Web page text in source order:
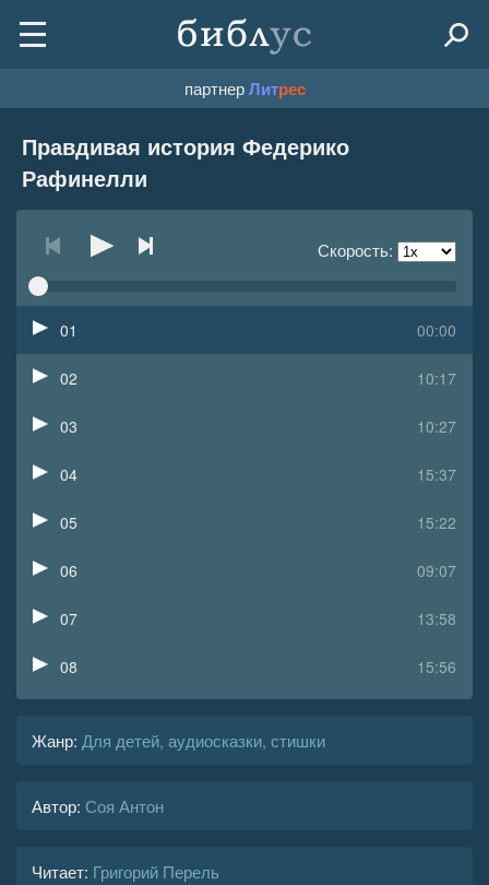
партнерЛитрес
Правдивая история Федерико
Рафинелли
Скорость:
00:00
01
10:17
02
10:27
03
15:37
04
15:22
05
09:07
06
13:58
07
15:56
08
11
Жанр: Для детей, аудиосказки, стишки
Автор: Соя Антон
Читает: Григорий Перель